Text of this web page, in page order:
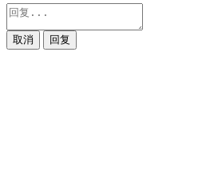
取消 回复